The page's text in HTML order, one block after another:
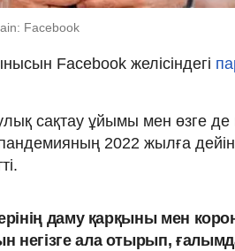
Facebook
Facebook желісіндегі
сақтау ұйымы мен өзге де
2022 жылға
даму қарқыны мен
негізге ала отырып,